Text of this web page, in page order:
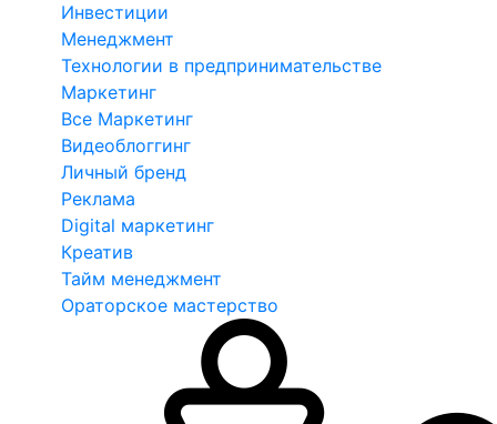
Инвестиции
Менеджмент
Технологии в предпринимательстве
Маркетинг
Все Маркетинг
Видеоблоггинг
Личный бренд
Реклама
Digital маркетинг
Креатив
Тайм менеджмент
Ораторское мастерство